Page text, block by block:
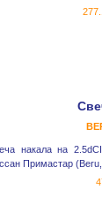
накала на
Примастар